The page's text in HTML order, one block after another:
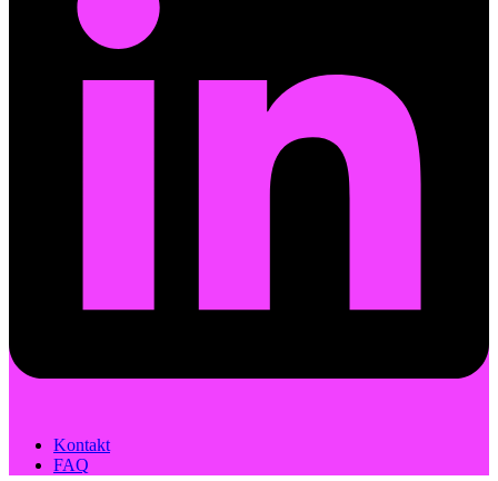
Kontakt
FAQ